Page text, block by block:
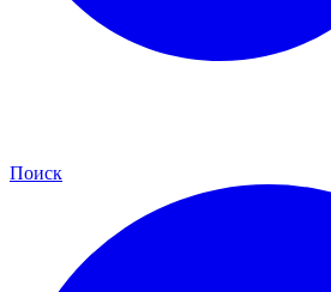
Поиск